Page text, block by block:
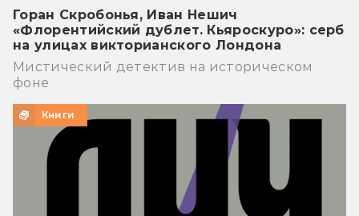
Горан Скробонья, Иван Нешич
«Флорентийский дублет. Кьяроскуро»: серб
на улицах викторианского Лондона
Мистический детектив на историческом
фоне
Книги